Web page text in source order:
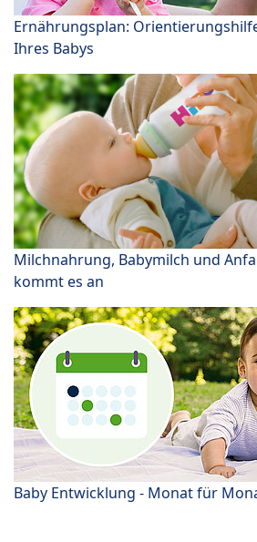
Ernährungsplan:
Ihres Babys
Milchnahrung, Babymilch und
kommt es an
Baby Entwicklung - Monat für